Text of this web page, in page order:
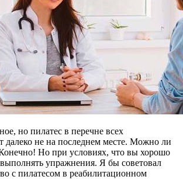
но пилатес в перечне всех
далеко не на последнем месте. Можно ли
Но при условиях, что вы хорошо
упражнения. Я бы советовал
с пилатесом в реабилитационном